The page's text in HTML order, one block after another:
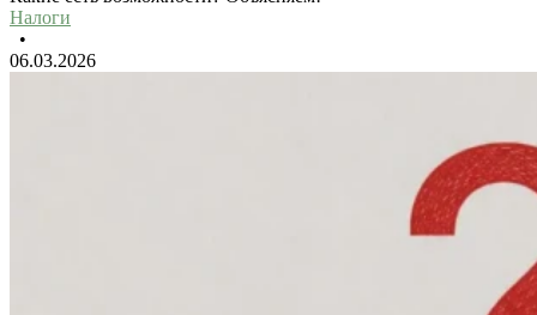
Налоги
•
06.03.2026